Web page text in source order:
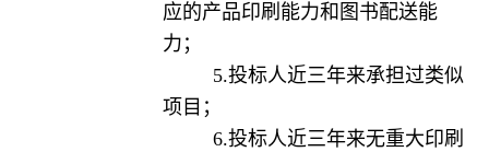
应的产品印刷能力和图书配送能
力；
5.投标人近三年来承担过类似
项目；
6.投标人近三年来无重大印刷